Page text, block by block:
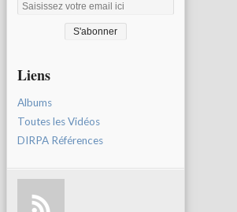
Liens
Albums
Toutes les Vidéos
DIRPA Références